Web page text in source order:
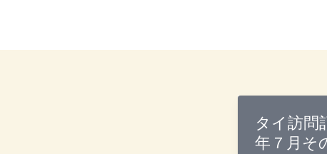
を
タイ訪問
年７月そ
の